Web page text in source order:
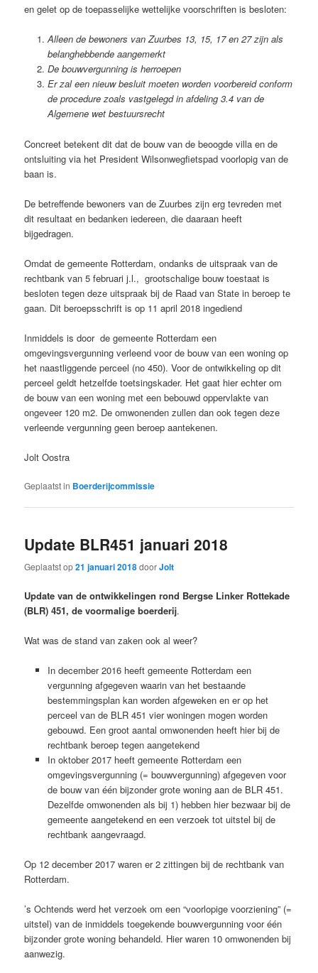
en gelet op de toepasselijke wettelijke voorschriften is besloten:
Alleen de bewoners van Zuurbes 13, 15, 17 en 27 zijn als
belanghebbende aangemerkt
De bouwvergunning is herroepen
Er zal een nieuw besluit moeten worden voorbereid conform
de procedure zoals vastgelegd in afdeling 3.4 van de
Algemene wet bestuursrecht
Concreet betekent dit dat de bouw van de beoogde villa en de
ontsluiting via het President Wilsonwegfietspad voorlopig van de
baan is.
De betreffende bewoners van de Zuurbes zijn erg tevreden met
dit resultaat en bedanken iedereen, die daaraan heeft
bijgedragen.
Omdat de gemeente Rotterdam, ondanks de uitspraak van de
rechtbank van 5 februari j.l., grootschalige bouw toestaat is
besloten tegen deze uitspraak bij de Raad van State in beroep te
gaan. Dit beroepsschrift is op 11 april 2018 ingediend
Inmiddels is door de gemeente Rotterdam een
omgevingsvergunning verleend voor de bouw van een woning op
het naastliggende perceel (no 450). Voor de ontwikkeling op dit
perceel geldt hetzelfde toetsingskader. Het gaat hier echter om
de bouw van een woning met een bebouwd oppervlakte van
ongeveer 120 m2. De omwonenden zullen dan ook tegen deze
verleende vergunning geen beroep aantekenen.
Jolt Oostra
Geplaatst in Boerderijcommissie
Update BLR451 januari 2018
Geplaatst op21 januari 2018doorJolt
Update van de ontwikkelingen rond Bergse Linker Rottekade
(BLR) 451, de voormalige boerderij.
Wat was de stand van zaken ook al weer?
In december 2016 heeft gemeente Rotterdam een
vergunning afgegeven waarin van het bestaande
bestemmingsplan kan worden afgeweken en er op het
perceel van de BLR 451 vier woningen mogen worden
gebouwd. Een groot aantal omwonenden heeft hier bij de
rechtbank beroep tegen aangetekend
In oktober 2017 heeft gemeente Rotterdam een
omgevingsvergunning (= bouwvergunning) afgegeven voor
de bouw van één bijzonder grote woning aan de BLR 451.
Dezelfde omwonenden als bij 1) hebben hier bezwaar bij de
gemeente aangetekend en een verzoek tot uitstel bij de
rechtbank aangevraagd.
Op 12 december 2017 waren er 2 zittingen bij de rechtbank van
Rotterdam.
’s Ochtends werd het verzoek om een “voorlopige voorziening” (=
uitstel) van de inmiddels toegekende bouwvergunning voor één
bijzonder grote woning behandeld. Hier waren 10 omwonenden bij
aanwezig.